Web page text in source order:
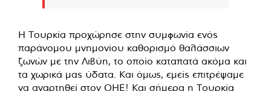
Η Τουρκία προχώρησε στην συμφωνία ενός
παράνομου μνημονίου καθορισμό θαλάσσιων
ζωνών με την Λιβύη, το οποίο καταπατά ακόμα και
τα χωρικά μας ύδατα. Και όμως, εμείς επιτρέψαμε
να αναρτηθεί στον ΟΗΕ! Και σήμερα η Τουρκία